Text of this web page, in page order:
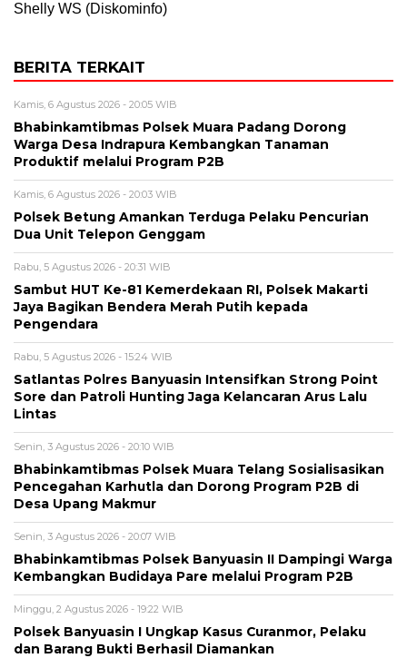
Shelly WS (Diskominfo)
BERITA TERKAIT
Kamis, 6 Agustus 2026 - 20:05 WIB
Bhabinkamtibmas Polsek Muara Padang Dorong
Warga Desa Indrapura Kembangkan Tanaman
Produktif melalui Program P2B
Kamis, 6 Agustus 2026 - 20:03 WIB
Polsek Betung Amankan Terduga Pelaku Pencurian
Dua Unit Telepon Genggam
Rabu, 5 Agustus 2026 - 20:31 WIB
Sambut HUT Ke-81 Kemerdekaan RI, Polsek Makarti
Jaya Bagikan Bendera Merah Putih kepada
Pengendara
Rabu, 5 Agustus 2026 - 15:24 WIB
Satlantas Polres Banyuasin Intensifkan Strong Point
Sore dan Patroli Hunting Jaga Kelancaran Arus Lalu
Lintas
Senin, 3 Agustus 2026 - 20:10 WIB
Bhabinkamtibmas Polsek Muara Telang Sosialisasikan
Pencegahan Karhutla dan Dorong Program P2B di
Desa Upang Makmur
Senin, 3 Agustus 2026 - 20:07 WIB
Bhabinkamtibmas Polsek Banyuasin II Dampingi Warga
Kembangkan Budidaya Pare melalui Program P2B
Minggu, 2 Agustus 2026 - 19:22 WIB
Polsek Banyuasin I Ungkap Kasus Curanmor, Pelaku
dan Barang Bukti Berhasil Diamankan